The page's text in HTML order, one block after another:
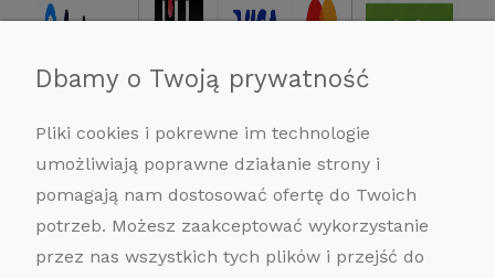
Dbamy o Twoją prywatność
Pliki cookies i pokrewne im technologie
umożliwiają poprawne działanie strony i
pomagają nam dostosować ofertę do Twoich
potrzeb. Możesz zaakceptować wykorzystanie
przez nas wszystkich tych plików i przejść do